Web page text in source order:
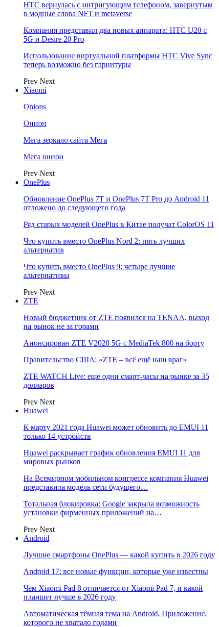
HTC вернулась с интригующим телефоном, завернутым
в модные слова NFT и metaverse
Компания представил два новых аппарата: HTC U20 с
5G и Desire 20 Pro
Использование виртуальной платформы HTC Vive Sync
теперь возможно без гарнитуры
Prev Next
Xiaomi
Onions
Онион
Мега зеркало сайта Мега
Мега онион
Prev Next
OnePlus
Обновление OnePlus 7T и OnePlus 7T Pro до Android 11
отложено до следующего года
Ряд старых моделей OnePlus в Китае получат ColorOS 11
Что купить вместо OnePlus Nord 2: пять лучших
альтернатив
Что купить вместо OnePlus 9: четыре лучшие
альтернативы
Prev Next
ZTE
Новый бюджетник от ZTE появился на TENAA, выход
на рынок не за горами
Анонсирован ZTE V2020 5G с MediaTek 800 на борту
Правительство США: «ZTE – всё ещё наш враг»
ZTE WATCH Live: еще одни смарт-часы на рынке за 35
долларов
Prev Next
Huawei
К марту 2021 года Huawei может обновить до EMUI 11
только 14 устройств
Huawei раскрывает график обновления EMUI 11 для
мировых рынков
На Всемирном мобильном конгрессе компания Huawei
представила модель сети будущего…
Тотальная блокировка: Google закрыла возможность
установки фирменных приложений на…
Prev Next
Android
Лучшие смартфоны OnePlus — какой купить в 2026 году
Android 17: все новые функции, которые уже известны
Чем Xiaomi Pad 8 отличается от Xiaomi Pad 7, и какой
планшет лучше в 2026 году
Автоматическая тёмная тема на Android. Приложение,
которого не хватало годами